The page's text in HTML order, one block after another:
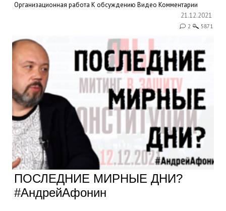
Организационная работа К обсуждению Видео Комментарии
21.12.2021
2 5871
ПОСЛЕДНИЕ МИРНЫЕ ДНИ?
#АндрейАфонин